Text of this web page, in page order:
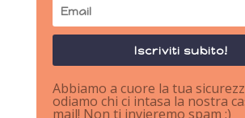
Iscriviti subito!
Abbiamo a cuore la tua
odiamo chi ci intasa la nostra
mail! Non ti invieremo spam ;)